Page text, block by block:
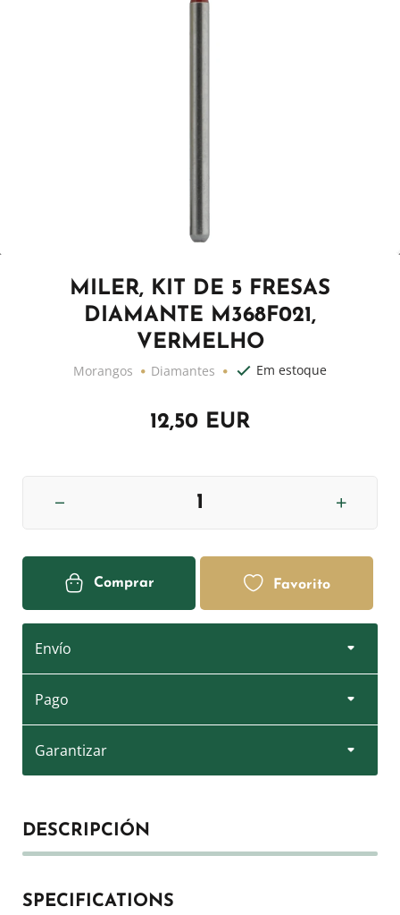
MILER, KIT DE 5 FRESAS
DIAMANTE M368F021,
VERMELHO
Morangos Diamantes Em estoque
12,50 EUR
Comprar Favorito
Envío
Pago
Garantizar
DESCRIPCIÓN
SPECIFICATIONS